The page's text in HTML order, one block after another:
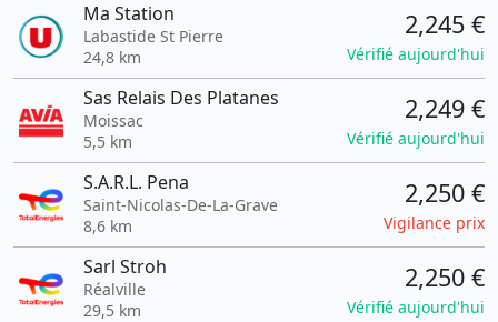
Ma Station
Labastide St Pierre
24,8 km
2,245 €
Vérifié aujourd'hui
Sas Relais Des Platanes
Moissac
5,5 km
2,249 €
Vérifié aujourd'hui
S.A.R.L. Pena
Saint-Nicolas-De-La-Grave
8,6 km
2,250 €
Vigilance prix
Sarl Stroh
Réalville
29,5 km
2,250 €
Vérifié aujourd'hui